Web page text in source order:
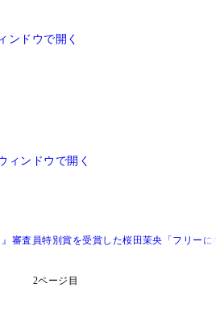
ンドウで開く
ィンドウで開く
』審査員特別賞を受賞した桜田茉央「フリー
2ページ目